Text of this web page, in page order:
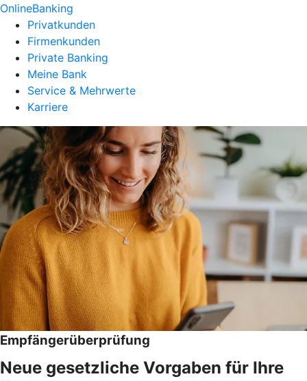
OnlineBanking
Privatkunden
Firmenkunden
Private Banking
Meine Bank
Service & Mehrwerte
Karriere
Empfängerüberprüfung
Neue gesetzliche Vorgaben für Ihre